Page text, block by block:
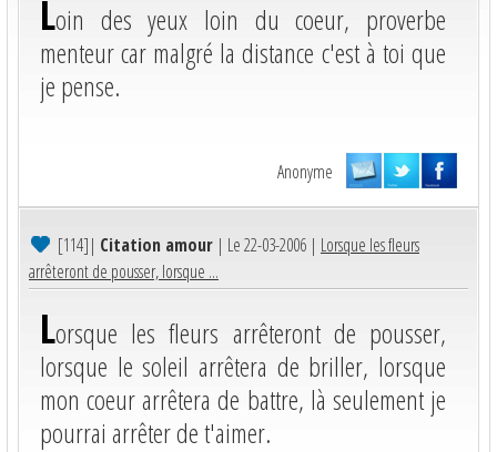
Loin des yeux loin du coeur, proverbe
menteur car malgré la distance c'est à toi que
je pense.
Anonyme
[114]| Citation amour | Le 22-03-2006 | Lorsque les fleurs
arrêteront de pousser, lorsque ...
Lorsque les fleurs arrêteront de pousser,
lorsque le soleil arrêtera de briller, lorsque
mon coeur arrêtera de battre, là seulement je
pourrai arrêter de t'aimer.